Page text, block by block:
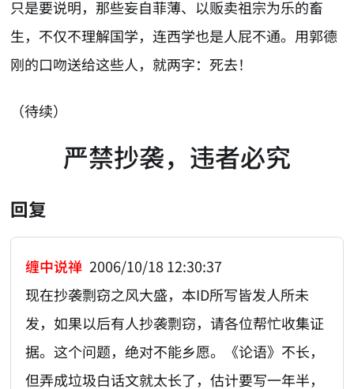
只是要说明，那些妄自菲薄、以贩卖祖宗为乐的畜
生，不仅不理解国学，连西学也是人屁不通。用郭德
刚的口吻送给这些人，就两字：死去！
（待续）
严禁抄袭，违者必究
回复
缠中说禅 2006/10/18 12:30:37
现在抄袭剽窃之风大盛，本ID所写皆发人所未
发，如果以后有人抄袭剽窃，请各位帮忙收集证
据。这个问题，绝对不能乡愿。《论语》不长，
但弄成垃圾白话文就太长了，估计要写一年半，